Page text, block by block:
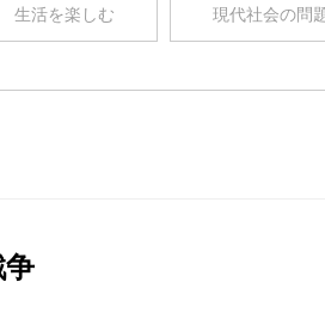
生活を楽しむ 現代社会の問